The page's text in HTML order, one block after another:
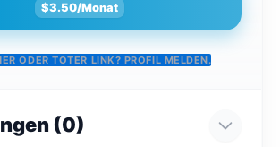
$3.50/Monat
ODER TOTER LINK? PROFIL MELDEN.
(0)